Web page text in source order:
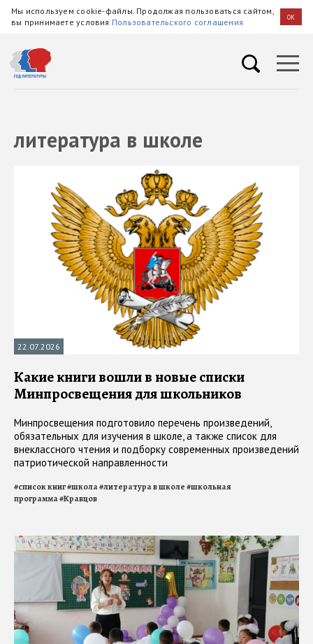
Мы используем cookie-файлы. Продолжая пользоваться сайтом,
вы принимаете условия Пользовательского соглашения OK
литература в школе
22.07.2026
Какие книги вошли в новые списки
Минпросвещения для школьников
Минпросвещения подготовило перечень произведений,
обязательных для изучения в школе, а также список для
внеклассного чтения и подборку современных произведений
патриотической направленности
#список книг#школа#литература в школе#школьная
программа#Кравцов